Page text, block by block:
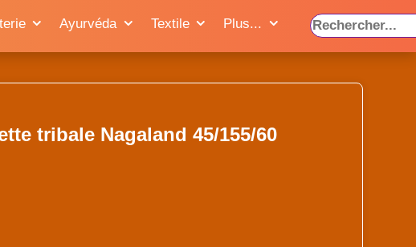
Ayurvéda Textile Plus...
tribale Nagaland 45/155/60